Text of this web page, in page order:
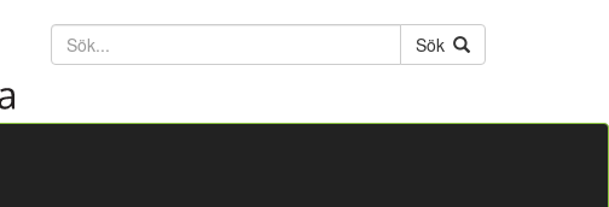
Söktext
Sök